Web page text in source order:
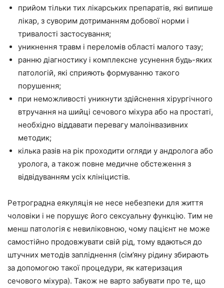
прийом тільки тих лікарських препаратів, які випише
лікар, з суворим дотриманням добової норми і
тривалості застосування;
уникнення травм і переломів області малого тазу;
ранню діагностику і комплексне усунення будь-яких
патологій, які сприяють формуванню такого
порушення;
при неможливості уникнути здійснення хірургічного
втручання на шийці сечового міхура або на простаті,
необхідно віддавати перевагу малоінвазивних
методик;
кілька разів на рік проходити огляди у андролога або
уролога, а також повне медичне обстеження з
відвідуванням усіх клініцистів.
Ретроградна еякуляція не несе небезпеки для життя
чоловіки і не порушує його сексуальну функцію. Тим не
менш патологія є невиліковною, чому пацієнт не може
самостійно продовжувати свій рід, тому вдаються до
штучних методів запліднення (сім’яну рідину збирають
за допомогою такої процедури, як катеризация
сечового міхура). Також не варто забувати про те, що